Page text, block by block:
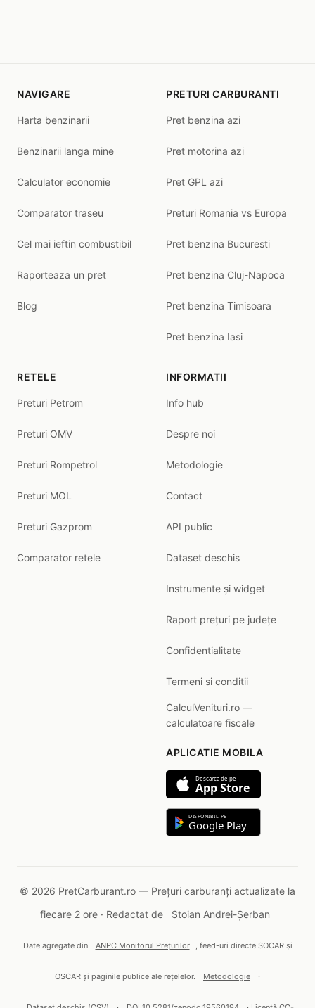
NAVIGARE
Harta benzinarii
Benzinarii langa mine
Calculator economie
Comparator traseu
Cel mai ieftin combustibil
Raporteaza un pret
Blog
PRETURI CARBURANTI
Pret benzina azi
Pret motorina azi
Pret GPL azi
Preturi Romania vs Europa
Pret benzina Bucuresti
Pret benzina Cluj-Napoca
Pret benzina Timisoara
Pret benzina Iasi
RETELE
Preturi Petrom
Preturi OMV
Preturi Rompetrol
Preturi MOL
Preturi Gazprom
Comparator retele
INFORMATII
Info hub
Despre noi
Metodologie
Contact
API public
Dataset deschis
Instrumente și widget
Raport prețuri pe județe
Confidentialitate
Termeni si conditii
CalculVenituri.ro —
calculatoare fiscale
APLICATIE MOBILA
Descarca de pe
App Store
DISPONIBIL PE
Google Play
© 2026 PretCarburant.ro — Prețuri carburanți actualizate la
fiecare 2 ore · Redactat de
Stoian Andrei-Șerban
Date agregate din ANPC Monitorul Prețurilor , feed-uri directe SOCAR și
OSCAR și paginile publice ale rețelelor. Metodologie ·